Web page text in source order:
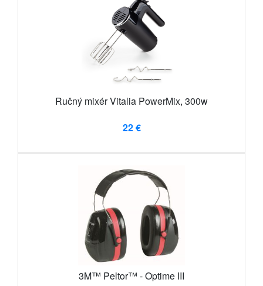
Ručný mixér Vitalia PowerMix, 300w
22 €
3M™ Peltor™ - Optime III